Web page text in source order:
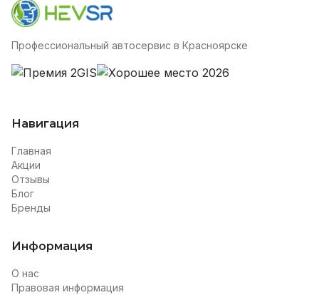
Профессиональный автосервис в Красноярске
Навигация
Главная
Акции
Отзывы
Блог
Бренды
Информация
О нас
Правовая информация